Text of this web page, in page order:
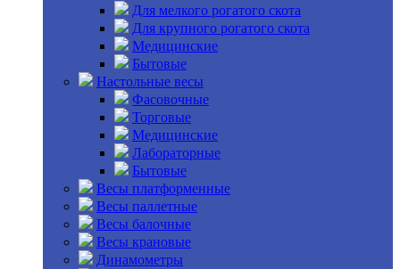
Для мелкого рогатого скота
Для крупного рогатого скота
Медицинские
Бытовые
Настольные весы
Фасовочные
Торговые
Медицинские
Лабораторные
Бытовые
Весы платформенные
Весы паллетные
Весы балочные
Весы крановые
Динамометры